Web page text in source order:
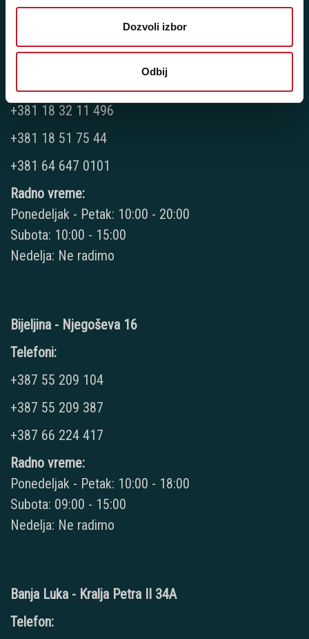
Dozvoli izbor
Odbij
Niš - Cara Dušana 85
+381 18 32 11 496
+381 18 51 75 44
+381 64 647 0101
Radno vreme:
Ponedeljak - Petak: 10:00 - 20:00
Subota: 10:00 - 15:00
Nedelja: Ne radimo
Bijeljina - Njegoševa 16
Telefoni:
+387 55 209 104
+387 55 209 387
+387 66 224 417
Radno vreme:
Ponedeljak - Petak: 10:00 - 18:00
Subota: 09:00 - 15:00
Nedelja: Ne radimo
Banja Luka - Kralja Petra II 34A
Telefon: